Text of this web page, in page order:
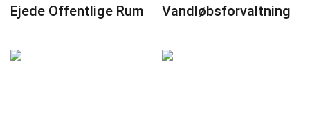
Ejede Offentlige Rum
Vandløbsforvaltning